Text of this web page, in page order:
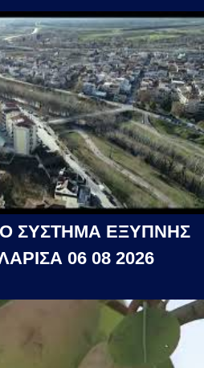
ΣΥΣΤΗΜΑ ΕΞΥΠΝΗΣ
06 08 2026